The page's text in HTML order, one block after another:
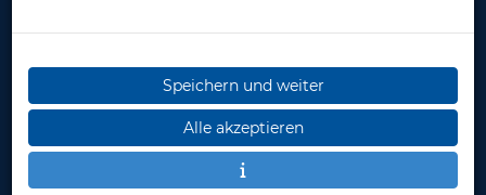
* inkl. MwSt.zzgl. Versandkosten
Speichern und weiter
Alle akzeptieren